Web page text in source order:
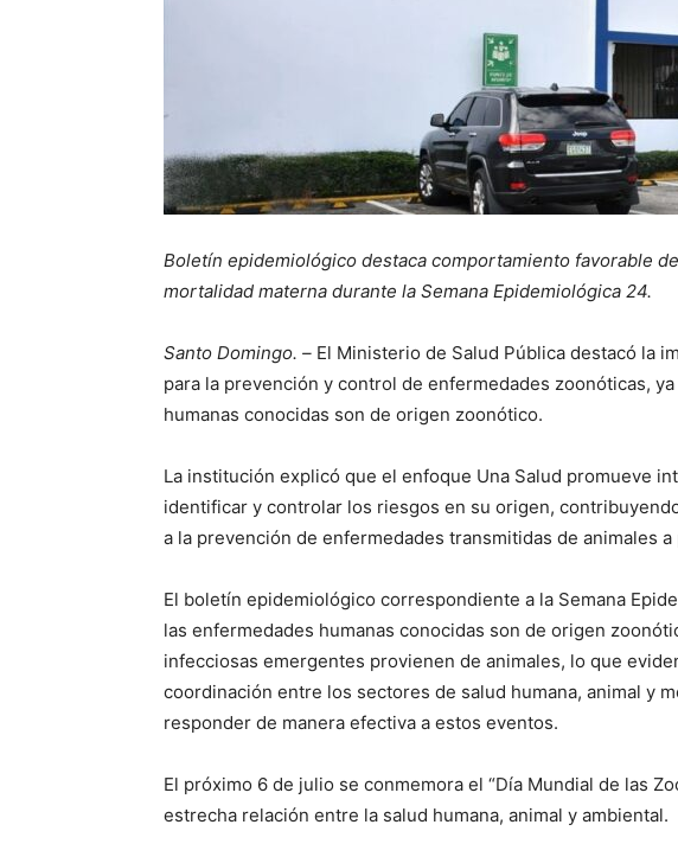
Boletín epidemiológico destaca comportamiento favorable
mortalidad materna durante la Semana Epidemiológica 24.
Santo Domingo. – El Ministerio de Salud Pública destacó la
para la prevención y control de enfermedades zoonóticas,
humanas conocidas son de origen zoonótico.
La institución explicó que el enfoque Una Salud promueve
identificar y controlar los riesgos en su origen,
a la prevención de enfermedades transmitidas de animales a
El boletín epidemiológico correspondiente a la Semana
las enfermedades humanas conocidas son de origen
infecciosas emergentes provienen de animales, lo que
coordinación entre los sectores de salud humana, animal y
responder de manera efectiva a estos eventos.
El próximo 6 de julio se conmemora el “Día Mundial de las
estrecha relación entre la salud humana, animal y ambiental.